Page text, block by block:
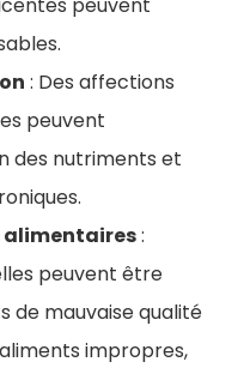
: Des affections
peuvent
des nutriments et
.
alimentaires:
peuvent être
de mauvaise qualité
impropres,